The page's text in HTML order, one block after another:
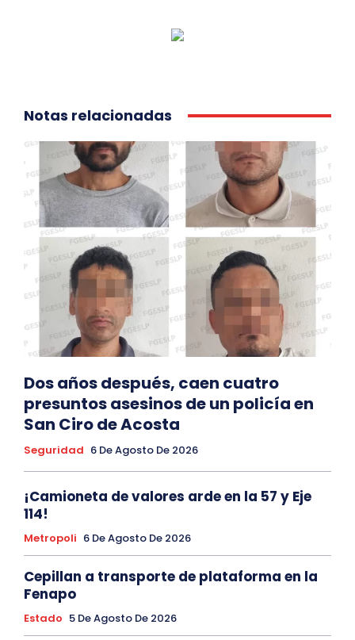
Notas relacionadas
Dos años después, caen cuatro
presuntos asesinos de un policía en
San Ciro de Acosta
Seguridad 6 De Agosto De 2026
¡Camioneta de valores arde en la 57 y Eje
114!
Metropoli 6 De Agosto De 2026
Cepillan a transporte de plataforma en la
Fenapo
Estado 5 De Agosto De 2026